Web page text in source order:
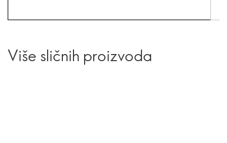
Više sličnih proizvoda